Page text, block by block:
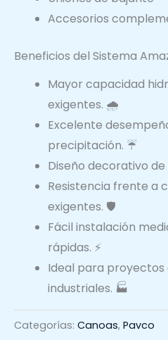
Accesorios
Beneficios del Sistema
Mayor capacidad
exigentes. 🌧️
Excelente
precipitación. ☔
Diseño decorativo
Resistencia frente a
exigentes. 🛡️
Fácil instalación
rápidas. ⚡
Ideal para
industriales. 🏭
Categorías: Canoas, Pavco